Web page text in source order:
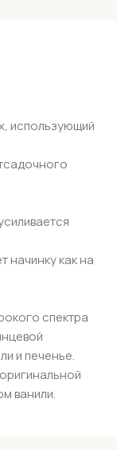
использующий
начинку как на
спектра
и печенье.
ванили.